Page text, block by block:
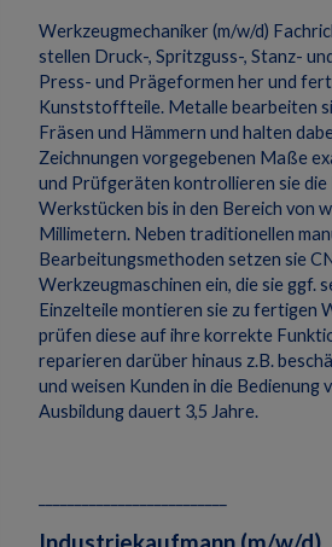
Werkzeugmechaniker (m/w/d)
stellen Druck-, Spritzguss-, Stanz-
Press- und Prägeformen her und
Kunststoffteile. Metalle bearbeiten
Fräsen und Hämmern und halten
Zeichnungen vorgegebenen Maße
und Prüfgeräten kontrollieren sie
Werkstücken bis in den Bereich von
Millimetern. Neben traditionellen
Bearbeitungsmethoden setzen sie
Werkzeugmaschinen ein, die sie ggf.
Einzelteile montieren sie zu fertigen
prüfen diese auf ihre korrekte
reparieren darüber hinaus z.B.
und weisen Kunden in die Bedienung
Ausbildung dauert 3,5 Jahre.